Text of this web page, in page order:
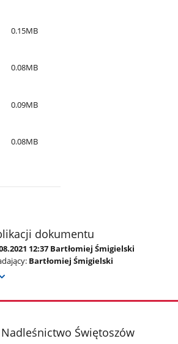
0.15MB
0.08MB
0.09MB
0.08MB
dokumentu
12:37 Bartłomiej Śmigielski
Bartłomiej Śmigielski
Świętoszów